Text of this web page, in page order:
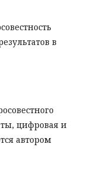
в
цифровая и
автором